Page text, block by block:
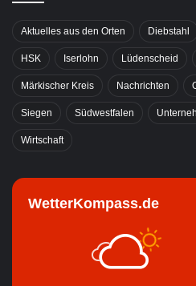
Aktuelles aus den Orten Diebstahl
HSK Iserlohn Lüdenscheid
Märkischer Kreis Nachrichten
Siegen Südwestfalen
Wirtschaft
WetterKompass.de